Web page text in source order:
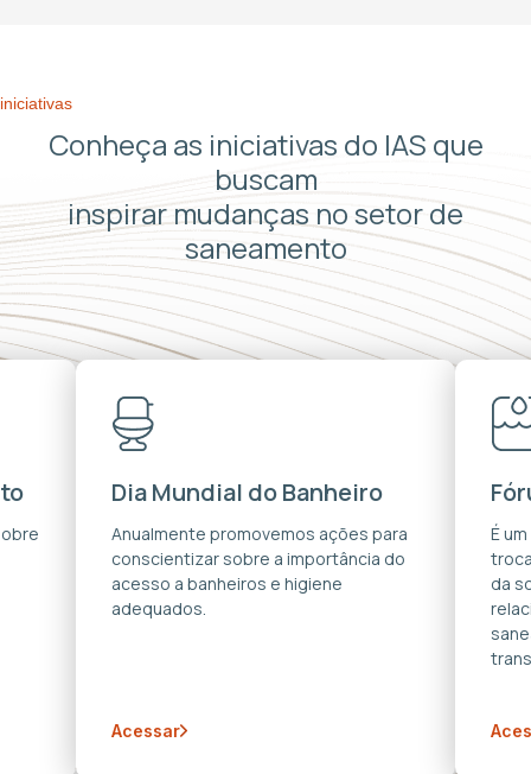
iniciativas
Conheça as iniciativas do IAS que
buscam
inspirar mudanças no setor de
saneamento
Dia Mundial do Banheiro
Anualmente promovemos ações para
conscientizar sobre a importância do
acesso a banheiros e higiene
adequados.
Acessar
É
da